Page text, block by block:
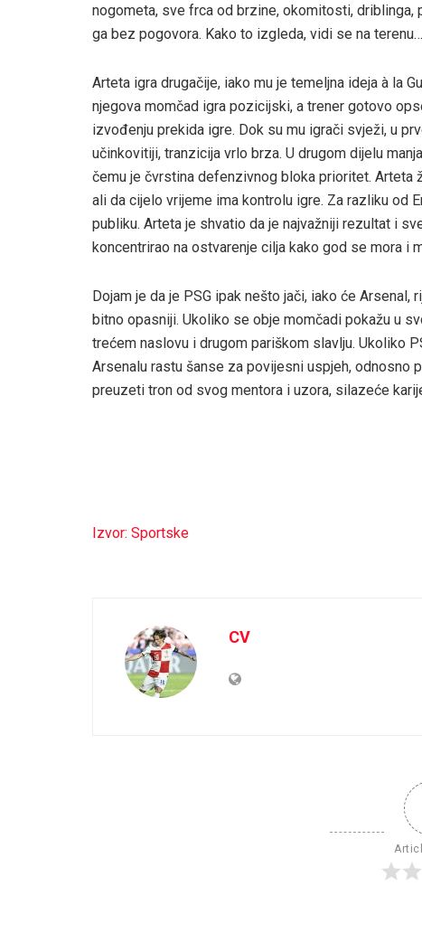
nogometa, sve frca od brzine, okomitosti, driblinga,
ga bez pogovora. Kako to izgleda, vidi se na terenu…
Arteta igra drugačije, iako mu je temeljna ideja à la
njegova momčad igra pozicijski, a trener gotovo
izvođenju prekida igre. Dok su mu igrači svježi, u
učinkovitiji, tranzicija vrlo brza. U drugom dijelu
čemu je čvrstina defenzivnog bloka prioritet.
ali da cijelo vrijeme ima kontrolu igre. Za razliku od
publiku. Arteta je shvatio da je najvažniji rezultat i
koncentrirao na ostvarenje cilja kako god se mora i
Dojam je da je PSG ipak nešto jači, iako će
bitno opasniji. Ukoliko se obje momčadi pokažu u
trećem naslovu i drugom pariškom slavlju. Ukoliko
Arsenalu rastu šanse za povijesni uspjeh, odnosno
preuzeti tron od svog mentora i uzora, silazeće
Izvor: Sportske
CV